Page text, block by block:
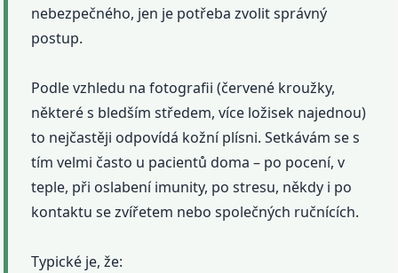
nebezpečného, jen je potřeba zvolit správný
postup.
Podle vzhledu na fotografii (červené kroužky,
některé s bledším středem, více ložisek najednou)
to nejčastěji odpovídá kožní plísni. Setkávám se s
tím velmi často u pacientů doma – po pocení, v
teple, při oslabení imunity, po stresu, někdy i po
kontaktu se zvířetem nebo společných ručnících.
Typické je, že: